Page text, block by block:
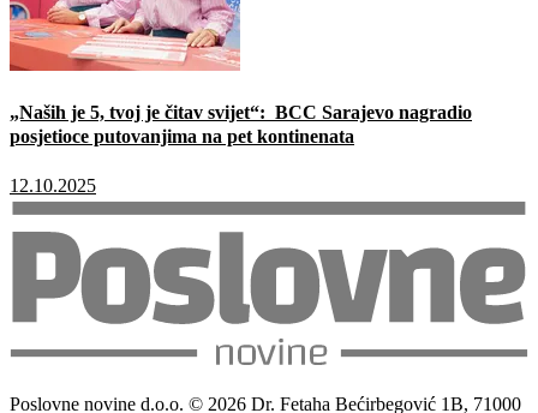
„Naših je 5, tvoj je čitav svijet“: BCC Sarajevo nagradio
posjetioce putovanjima na pet kontinenata
12.10.2025
Poslovne novine d.o.o. © 2026 Dr. Fetaha Bećirbegović 1B, 71000